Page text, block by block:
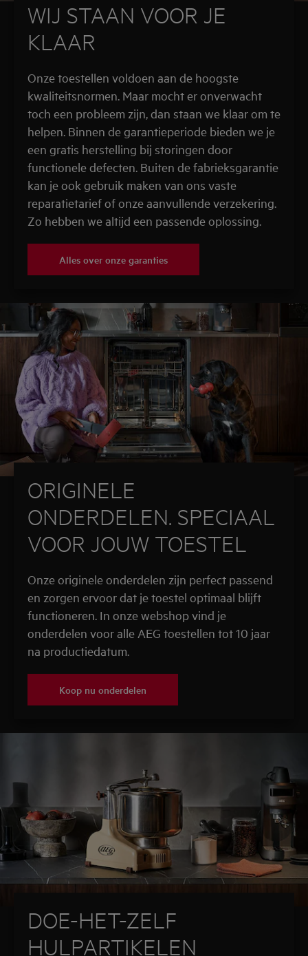
WIJ STAAN VOOR JE
KLAAR
Onze toestellen voldoen aan de hoogste
kwaliteitsnormen. Maar mocht er onverwacht
toch een probleem zijn, dan staan we klaar om te
helpen. Binnen de garantieperiode bieden we je
een gratis herstelling bij storingen door
functionele defecten. Buiten de fabrieksgarantie
kan je ook gebruik maken van ons vaste
reparatietarief of onze aanvullende verzekering.
Zo hebben we altijd een passende oplossing.
Alles over onze garanties
ORIGINELE
ONDERDELEN. SPECIAAL
VOOR JOUW TOESTEL
Onze originele onderdelen zijn perfect passend
en zorgen ervoor dat je toestel optimaal blijft
functioneren. In onze webshop vind je
onderdelen voor alle AEG toestellen tot 10 jaar
na productiedatum.
Koop nu onderdelen
DOE-HET-ZELF
HULPARTIKELEN